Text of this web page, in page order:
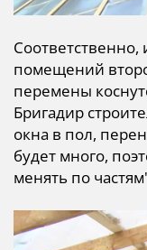
Соответственно,
помещений
перемены
Бригадир
окна в пол,
будет много,
менять по